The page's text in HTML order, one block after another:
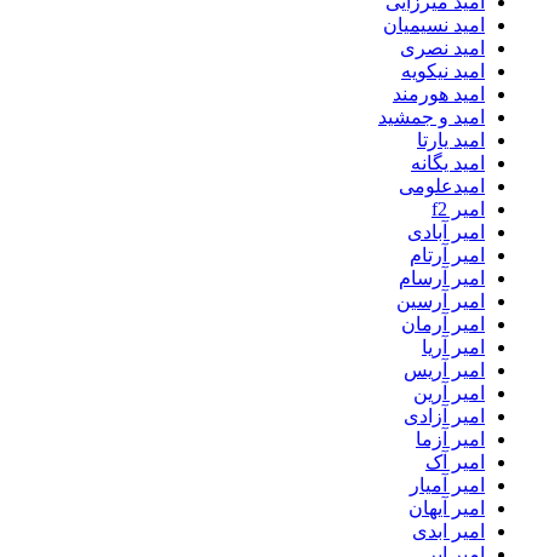
امید نسیمیان
امید نصری
امید نیکویه
امید هورمند
امید و جمشید
امید یارتا
امید یگانه
امیدعلومی
امیر f2
امیر آبادی
امیر آرتام
امیر آرسام
امیر آرسین
امیر آرمان
امیر آریا
امیر آریس
امیر آرین
امیر آزادی
امیر آزما
امیر آک
امیر آمیار
امیر آیهان
امیر ابدی